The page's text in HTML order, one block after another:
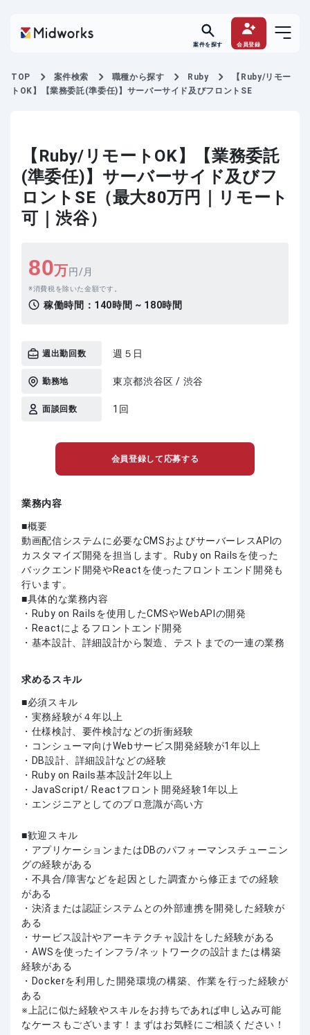
案件を探す 会員登録
TOP 案件検索 職種から探す Ruby
【Ruby/リモー
トOK】【業務委託(準委任)】サーバーサイド及びフロントSE
【Ruby/リモートOK】【業務委託
(準委任)】サーバーサイド及びフ
ロントSE（最大80万円｜リモート
可｜渋谷）
80万円/月
消費税を除いた金額です。
稼働時間： 140時間 ~ 180時間
週出勤回数 週５日
勤務地 東京都渋谷区 / 渋谷
面談回数 1回
会員登録して応募する
業務内容
■概要
動画配信システムに必要なCMSおよびサーバーレスAPIの
カスタマイズ開発を担当します。Ruby on Railsを使った
バックエンド開発やReactを使ったフロントエンド開発も
行います。
■具体的な業務内容
・Ruby on Railsを使用したCMSやWebAPIの開発
・Reactによるフロントエンド開発
・基本設計、詳細設計から製造、テストまでの一連の業務
求めるスキル
必須スキル
・実務経験が４年以上
・仕様検討、要件検討などの折衝経験
・コンシューマ向けWebサービス開発経験が1年以上
・DB設計、詳細設計などの経験
・Ruby on Rails基本設計2年以上
・JavaScript/ Reactフロント開発経験1年以上
・エンジニアとしてのプロ意識が高い方
歓迎スキル
・アプリケーションまたはDBのパフォーマンスチューニン
グの経験がある
・不具合/障害などを起因とした調査から修正までの経験
がある
・決済または認証システムとの外部連携を開発した経験が
ある
・サービス設計やアーキテクチャ設計をした経験がある
・AWSを使ったインフラ/ネットワークの設計または構築
経験がある
・Dockerを利用した開発環境の構築、作業を行った経験が
ある
上記に似た経験やスキルをお持ちであれば申し込み可能
なケースもございます！まずはお気軽にご相談ください！